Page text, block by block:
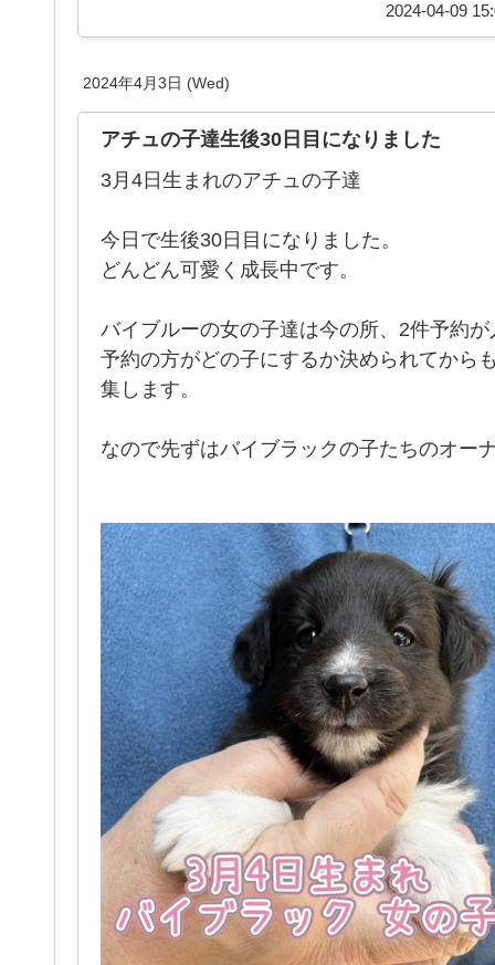
2024-04-09
2024年4月3日 (Wed)
アチュの子達生後30日目になりました
3月4日生まれのアチュの子達
今日で生後30日目になりました。
どんどん可愛く成長中です。
バイブルーの女の子達は今の所、2件予約
予約の方がどの子にするか決められてから
集します。
なので先ずはバイブラックの子たちのオー